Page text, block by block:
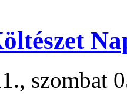
szombat